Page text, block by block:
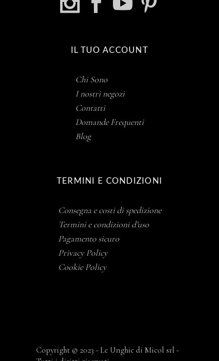
IL TUO ACCOUNT
Chi Sono
I nostri negozi
Contatti
Domande Frequenti
Blog
TERMINI E CONDIZIONI
Consegna e costi di spedizione
Termini e condizioni d’uso
Pagamento sicuro
Privacy Policy
Cookie Policy
Copyright © 2023 - Le Unghie di Micol srl -